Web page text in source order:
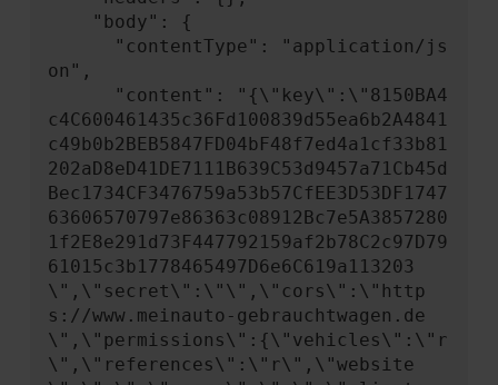
on",
c4C600461435c36Fd100839d55ea6b2A4841
c49b0b2BEB5847FD04bF48f7ed4a1cf33b81
202aD8eD41DE7111B639C53d9457a71Cb45d
Bec1734CF3476759a53b57CfEE3D53DF1747
63606570797e86363c08912Bc7e5A3857280
1f2E8e291d73F447792159af2b78C2c97D79
61015c3b1778465497D6e6C619a113203
\",\"secret\":\"\",\"cors\":\"http
s://www.meinauto-gebrauchtwagen.de
\",\"permissions\":{\"vehicles\":\"r
\",\"references\":\"r\",\"website